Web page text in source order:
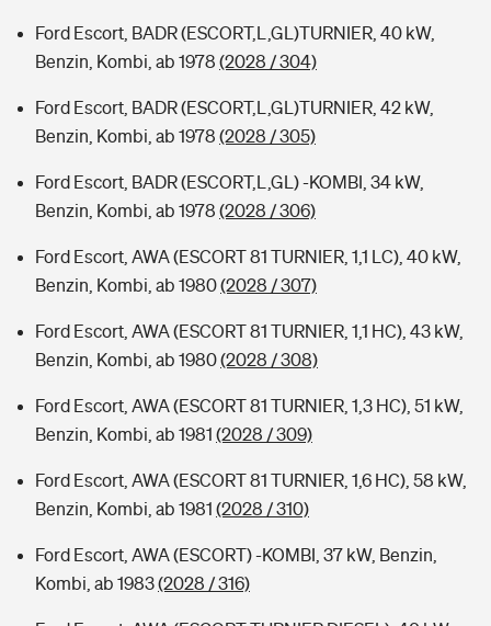
Ford Escort, BADR (ESCORT,L,GL)TURNIER, 40 kW,
Benzin, Kombi, ab 1978 (2028 / 304)
Ford Escort, BADR (ESCORT,L,GL)TURNIER, 42 kW,
Benzin, Kombi, ab 1978 (2028 / 305)
Ford Escort, BADR (ESCORT,L,GL) -KOMBI, 34 kW,
Benzin, Kombi, ab 1978 (2028 / 306)
Ford Escort, AWA (ESCORT 81 TURNIER, 1,1 LC), 40 kW,
Benzin, Kombi, ab 1980(2028 / 307)
Ford Escort, AWA (ESCORT 81 TURNIER, 1,1 HC), 43 kW,
Benzin, Kombi, ab 1980(2028 / 308)
Ford Escort, AWA (ESCORT 81 TURNIER, 1,3 HC), 51 kW,
Benzin, Kombi, ab 1981 (2028 / 309)
Ford Escort, AWA (ESCORT 81 TURNIER, 1,6 HC), 58 kW,
Benzin, Kombi, ab 1981 (2028 / 310)
Ford Escort, AWA (ESCORT) -KOMBI, 37 kW, Benzin,
Kombi, ab 1983(2028 / 316)